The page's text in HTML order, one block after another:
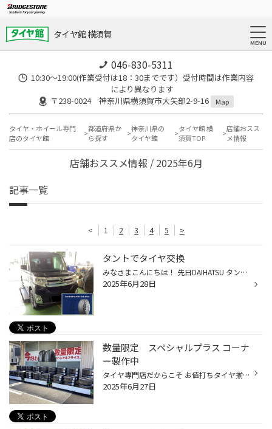
タイヤ館 横須賀
046-830-5311
10:30～19:00(作業受付は18：30までです）受付時間は作業内容
により異なります
〒238-0024 神奈川県横須賀市大矢部2-9-16
Map
タイヤ・ホイール専門
店のタイヤ館
都道府県か
ら探す
神奈川県の
タイヤ館
タイヤ館 横
須賀TOP
店舗おスス
メ情報
店舗おススメ情報 / 2025年6月
記事一覧
< 1 2 3 4 5 >
タントでタイヤ交換
みなさまこんにちは！ 先日DAIHATSU タントでタイヤ交換をおこないました。 タイヤはお買い得品のセイバーリングSL201 今回のお客様は溝はまだ多少残っていましたが早めの交換をしました。 梅雨入り前に溝の少ないお客様交換おすすめします。 新しいタイヤ黒光りはとても良いですね。 タイヤ交換後...
2025年6月28日
数量限定 スペシャルプラス コーナ
ー製作中
タイヤ専門店だからこそ お値打ちタイヤ揃ってます(*'▽') おクルマの車種やお客様のおクルマの普段の使い方などによってお客様にぴったりのタイヤは異なります。 タイヤのプロがしっかり点検し、お客様のカーライフに合わせておススメのタイヤをご提案させていただきます。 在庫や適合車種はお気軽...
2025年6月27日